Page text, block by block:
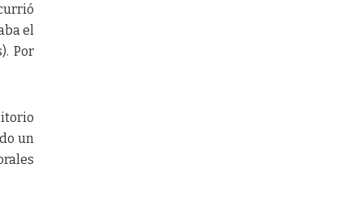
el
Por
un